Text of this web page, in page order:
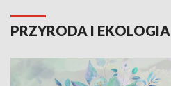
PRZYRODA I EKOLOGIA